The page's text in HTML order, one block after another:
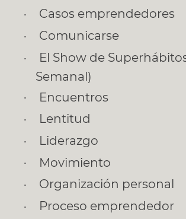
Casos emprendedores
Comunicarse
El Show de
Semanal)
Encuentros
Lentitud
Liderazgo
Movimiento
Organización personal
Proceso emprendedor